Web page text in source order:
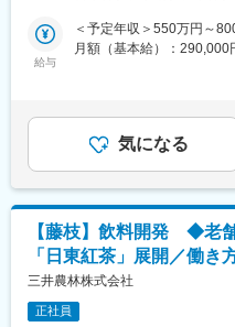
創出、新製品の開発など
※語学力のある方は海外向
名の多様なメンバーで構
生産部門、品質保証部門
と密接に連携しながら業
※キリンホールディングス
社の商品開発研究所に出
・出向先企業：キリンビ
・事業内容：清涼飲料水・
・勤務地：神奈川県横浜
変更の範囲：会社の定める
【具体的には】
・飲料や周辺商品(粉末飲
■採用背景：
飲料市場への展開をアプ
■組織構成：
部のメンバーは9名(男性5
代3名)
■当社の特徴：
（1）1950年創業と日本で
給与
＜予定年収＞550万円～
月額（基本給）：
金はあくまでも目安の金
があります。月給(月額)は
気になる
【藤枝】飲料開発 ◆老
「日東紅茶」展開／働き
三井農林株式会社
正社員